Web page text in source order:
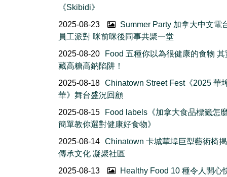
《Skibidi》
2025-08-23
Summer Party 加拿大中文電
員工派對 咪前咪後同事共聚一堂
2025-08-20
Food 五種你以為很健康的食物 其
藏高糖高鈉陷阱！
2025-08-18 Chinatown Street Fest《2025 華
華》舞台盛況回顧
2025-08-15
Food labels《加拿大食品標籤怎
簡單教你選對健康好食物》
2025-08-14 Chinatown 卡城華埠巨型藝術椅
傳承文化 凝聚社區
2025-08-13
Healthy Food 10 種令人開心